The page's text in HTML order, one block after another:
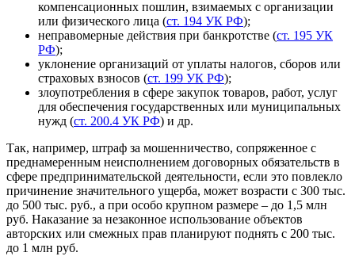
компенсационных пошлин, взимаемых с организации
или физического лица (ст. 194 УК РФ);
неправомерные действия при банкротстве (ст. 195 УК
РФ);
уклонение организаций от уплаты налогов, сборов или
страховых взносов (ст. 199 УК РФ);
злоупотребления в сфере закупок товаров, работ, услуг
для обеспечения государственных или муниципальных
нужд (ст. 200.4 УК РФ) и др.
Так, например, штраф за мошенничество, сопряженное с
преднамеренным неисполнением договорных обязательств в
сфере предпринимательской деятельности, если это повлекло
причинение значительного ущерба, может возрасти с 300 тыс.
до 500 тыс. руб., а при особо крупном размере – до 1,5 млн
руб. Наказание за незаконное использование объектов
авторских или смежных прав планируют поднять с 200 тыс.
до 1 млн руб.